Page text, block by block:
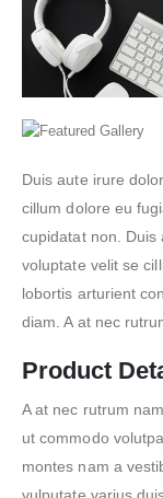
Duis aute irure
cillum dolore eu
cupidatat non.
voluptate velit se
lobortis arturient
diam. A at nec
Product
A at nec rutrum
ut commodo
montes nam a